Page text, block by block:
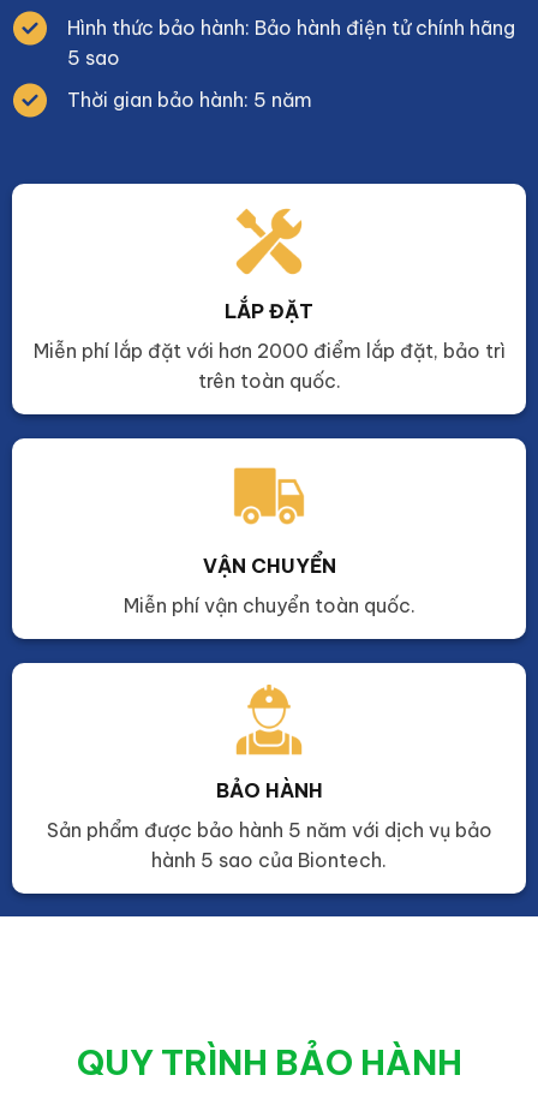
Hình thức bảo hành: Bảo hành điện tử chính hãng
5 sao
Thời gian bảo hành: 5 năm
LẮP ĐẶT
Miễn phí lắp đặt với hơn 2000 điểm lắp đặt, bảo trì
trên toàn quốc.
VẬN CHUYỂN
Miễn phí vận chuyển toàn quốc.
BẢO HÀNH
Sản phẩm được bảo hành 5 năm với dịch vụ bảo
hành 5 sao của Biontech.
QUY TRÌNH BẢO HÀNH